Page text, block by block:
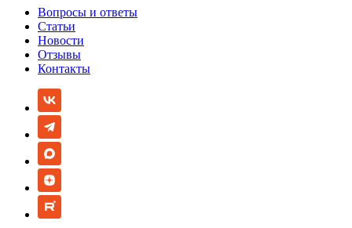
Вопросы и ответы
Статьи
Новости
Отзывы
Контакты